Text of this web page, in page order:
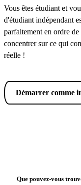
Vous êtes étudiant et
d'étudiant indépendant
parfaitement en ordre
concentrer sur ce qui
réelle !
Démarrer comme
Que pouvez-vous